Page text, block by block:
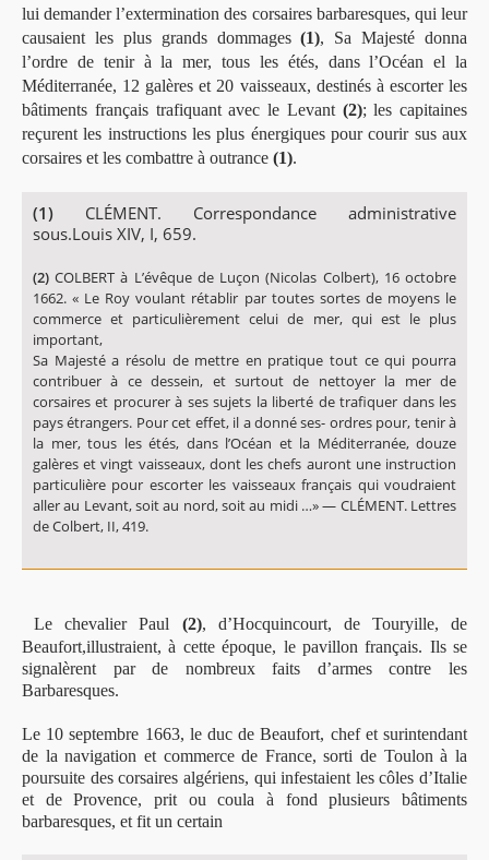
lui demander l’extermination des corsaires barbaresques, qui leur
causaient les plus grands dommages(1), Sa Majesté donna
l’ordre de tenir à la mer, tous les étés, dans l’Océan el la
Méditerranée, 12 galères et 20 vaisseaux, destinés à escorter les
bâtiments français trafiquant avec le Levant (2); les capitaines
reçurent les instructions les plus énergiques pour courir sus aux
corsaires et les combattre à outrance (1).
(1) CLÉMENT. Correspondance administrative
sous.Louis XIV, I, 659.
(2) COLBERT à L’évêque de Luçon (Nicolas Colbert), 16 octobre
1662. « Le Roy voulant rétablir par toutes sortes de moyens le
commerce et particulièrement celui de mer, qui est le plus
important,
Sa Majesté a résolu de mettre en pratique tout ce qui pourra
contribuer à ce dessein, et surtout de nettoyer la mer de
corsaires et procurer à ses sujets la liberté de trafiquer dans les
pays étrangers. Pour cet effet, il a donné ses- ordres pour, tenir à
la mer, tous les étés, dans l’Océan et la Méditerranée, douze
galères et vingt vaisseaux, dont les chefs auront une instruction
particulière pour escorter les vaisseaux français qui voudraient
aller au Levant, soit au nord, soit au midi …» — CLÉMENT. Lettres
de Colbert, II, 419.
Le chevalier Paul (2), d’Hocquincourt, de Touryille, de
Beaufort,illustraient, à cette époque, le pavillon français. Ils se
signalèrent par de nombreux faits d’armes contre les
Barbaresques.
Le 10 septembre 1663, le duc de Beaufort, chef et surintendant
de la navigation et commerce de France, sorti de Toulon à la
poursuite des corsaires algériens, qui infestaient les côles d’Italie
et de Provence, prit ou coula à fond plusieurs bâtiments
barbaresques, et fit un certain